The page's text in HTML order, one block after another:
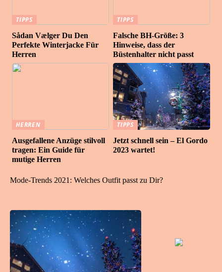
TIPPS
Sådan Vælger Du Den
Perfekte Winterjacke Für
Herren
TIPPS
Falsche BH-Größe: 3
Hinweise, dass der
Büstenhalter nicht passt
HERREN
Ausgefallene Anzüge stilvoll
tragen: Ein Guide für
mutige Herren
TIPPS
Jetzt schnell sein – El Gordo
2023 wartet!
Mode-Trends 2021: Welches Outfit passt zu Dir?